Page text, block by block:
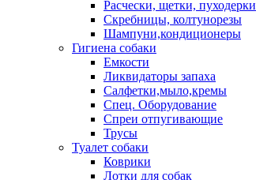
Расчески, щетки, пуходерки
Скребницы, колтунорезы
Шампуни,кондиционеры
Гигиена собаки
Емкости
Ликвидаторы запаха
Салфетки,мыло,кремы
Спец. Оборудование
Спреи отпугивающие
Трусы
Туалет собаки
Коврики
Лотки для собак